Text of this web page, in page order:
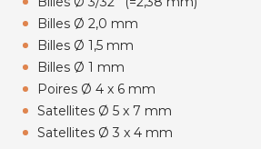
Billes Ø 2,0 mm
Billes Ø 1,5 mm
Billes Ø 1 mm
Poires Ø 4 x 6 mm
Satellites Ø 5 x 7 mm
Satellites Ø 3 x 4 mm